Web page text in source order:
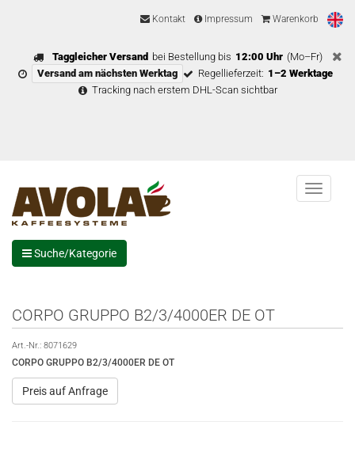
Kontakt Impressum Warenkorb
Taggleicher Versand bei Bestellung bis 12:00 Uhr (Mo–Fr)
Versand am nächsten Werktag
Regellieferzeit: 1–2 Werktage
Tracking nach erstem DHL-Scan sichtbar
Menu
Suche/Kategorie
CORPO GRUPPO B2/3/4000ER DE OT
Art.-Nr.: 8071629
CORPO GRUPPO B2/3/4000ER DE OT
Preis auf Anfrage